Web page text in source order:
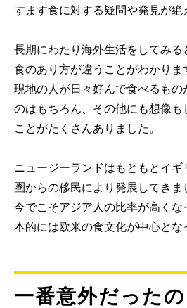
すます食に対する疑問や発見が絶
長期にわたり海外生活をしてみる
食のあり方が違うことがわかりま
現地の人が日々好んで食べるもの
のはもちろん、その他にも想像
ことがたくさんありました。
ニュージーランドはもともとイ
圏からの移民により発展してきま
今でこそアジア人の比率が高く
本的には欧米の食文化が中心とな
一番意外だった